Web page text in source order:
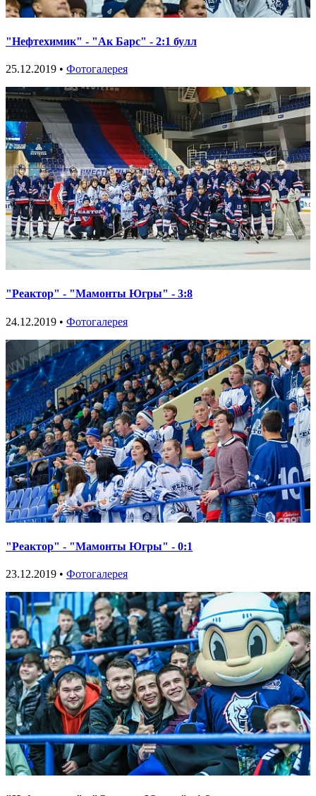
"Нефтехимик" - "Ак Барс" - 2:1 булл
25.12.2019 • Фотогалерея
"Реактор" - "Мамонты Югры" - 3:8
24.12.2019 • Фотогалерея
"Реактор" - "Мамонты Югры" - 0:1
23.12.2019 • Фотогалерея